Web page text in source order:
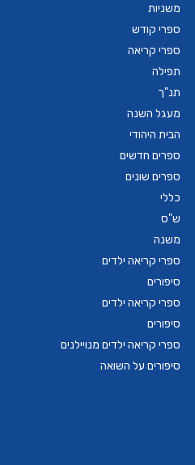
משניות
ספרי קודש
ספרי קריאה
תפילה
תנ"ך
מעגל השנה
הבית היהודי
ספרים חדשים
ספרים שונים
כללי
ש"ס
משנה
ספרי קריאה ילדים
סיפורים
ספרי קריאה ילדים
סיפורים
ספרי קריאה ילדים מנויילנים
סיפורים על השואה